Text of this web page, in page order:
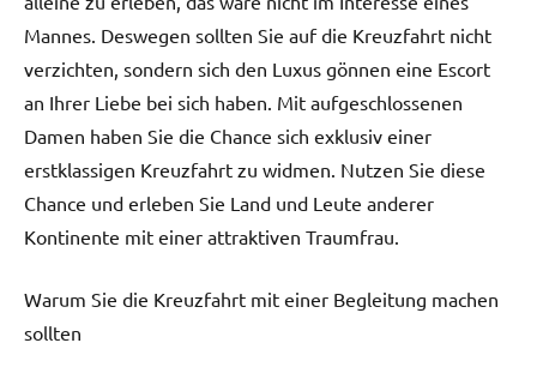
Mannes. Deswegen sollten Sie auf die Kreuzfahrt nicht
verzichten, sondern sich den Luxus gönnen eine Escort
an Ihrer Liebe bei sich haben. Mit aufgeschlossenen
Damen haben Sie die Chance sich exklusiv einer
erstklassigen Kreuzfahrt zu widmen. Nutzen Sie diese
Chance und erleben Sie Land und Leute anderer
Kontinente mit einer attraktiven Traumfrau.
Warum Sie die Kreuzfahrt mit einer Begleitung machen
sollten